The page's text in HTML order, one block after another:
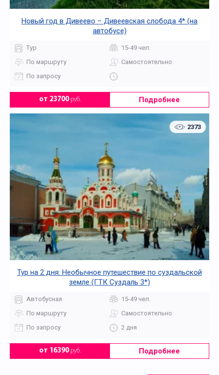
Новый год в Дивеево – Дивеевская слобода 4* (на
автобусе)
Тур
15-49 чел.
По маршруту
Самостоятельно
По запросу
от 23700руб. Подробнее
2373
Тур на 2 дня: Необычное путешествие по суздальской
земле (ГТК Суздаль 3*)
Автобусная
15-49 чел.
По маршруту
Самостоятельно
По запросу
2 дня
от 16390руб. Подробнее